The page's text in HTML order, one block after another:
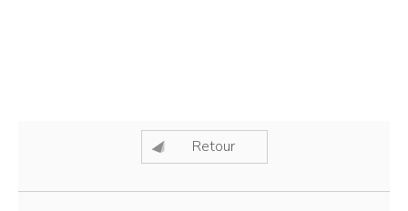
Retour